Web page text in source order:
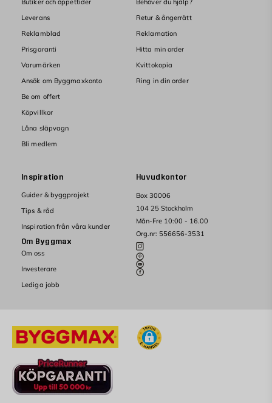
Huvudkontor
Box 30006
104 25 Stockholm
Mån-Fre 10:00 - 16.00
Org.nr: 556656-3531
Butiker och öppettider
Leverans
Reklamblad
Prisgaranti
Varumärken
Ansök om Byggmaxkonto
Be om offert
Köpvillkor
Låna släpvagn
Bli medlem
Behöver du hjälp?
Retur & ångerrätt
Reklamation
Hitta min order
Kvittokopia
Ring in din order
Inspiration
Guider & byggprojekt
Tips & råd
Inspiration från våra kunder
Om Byggmax
Om oss
Investerare
Lediga jobb